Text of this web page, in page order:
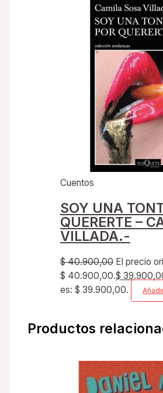
Cuentos
SOY UNA
QUERERTE –
VILLADA.-
$40.900,00 El precio
$ 40.900,00.$
es: $ 39.900,00.
Productos